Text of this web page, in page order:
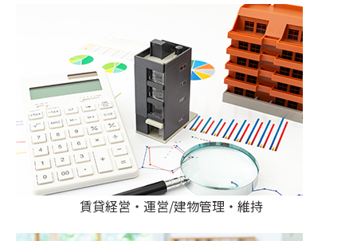
賃貸経営・運営/建物管理・維持